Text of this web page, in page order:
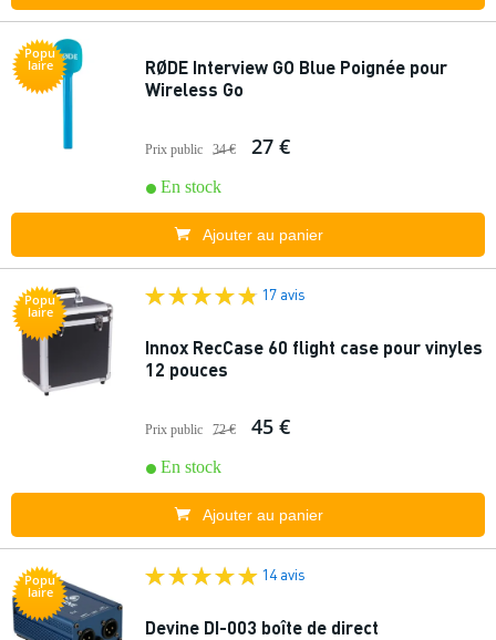
Popu
laire
RØDE Interview GO Blue Poignée pour
Wireless Go
Prix public 34 € 27 €
En stock
Ajouter au panier
Popu
laire
17 avis
Innox RecCase 60 flight case pour vinyles
12 pouces
Prix public 72 € 45 €
En stock
Ajouter au panier
Popu
laire
14 avis
Devine DI-003 boîte de direct